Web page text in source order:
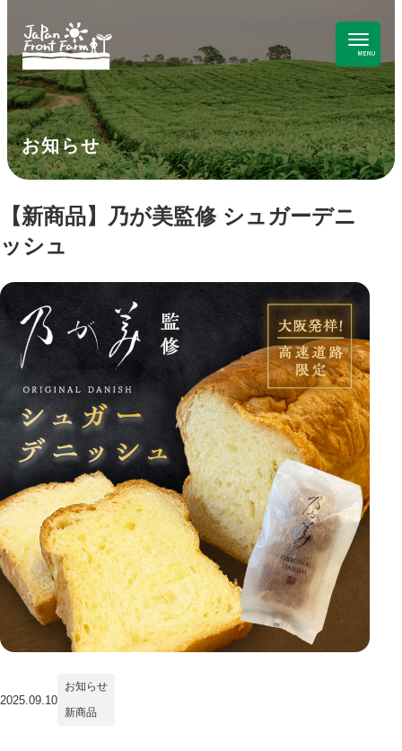
お知らせ
【新商品】乃が美監修 シュガーデニ
ッシュ
2025.09.10
お知らせ
新商品